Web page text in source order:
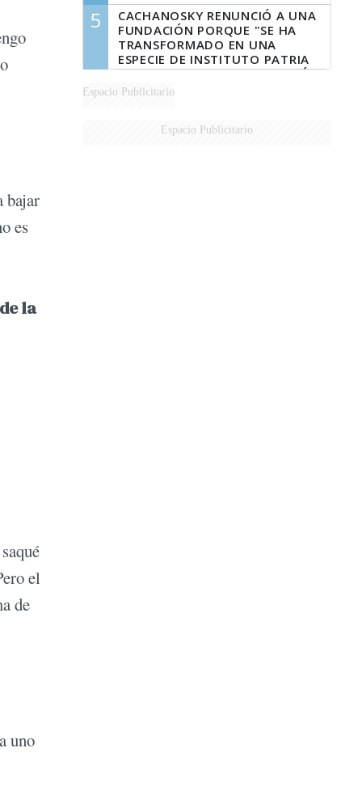
bajar
es
la
el
de
uno
5
CACHANOSKY RENUNCIÓ A UNA
FUNDACIÓN PORQUE "SE HA
TRANSFORMADO EN UNA
ESPECIE DE INSTITUTO PATRIA
INCONDICIONAL DE LA GESTIÓN
DE MILEI"
Espacio Publicitario
Espacio Publicitario